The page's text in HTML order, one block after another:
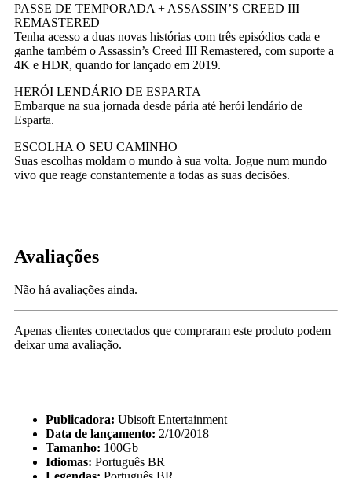
PASSE DE TEMPORADA + ASSASSIN’S CREED III
REMASTERED
Tenha acesso a duas novas histórias com três episódios cada e
ganhe também o Assassin’s Creed III Remastered, com suporte a
4K e HDR, quando for lançado em 2019.
HERÓI LENDÁRIO DE ESPARTA
Embarque na sua jornada desde pária até herói lendário de
Esparta.
ESCOLHA O SEU CAMINHO
Suas escolhas moldam o mundo à sua volta. Jogue num mundo
vivo que reage constantemente a todas as suas decisões.
Avaliações
Não há avaliações ainda.
Apenas clientes conectados que compraram este produto podem
deixar uma avaliação.
Publicadora: Ubisoft Entertainment
Data de lançamento: 2/10/2018
Tamanho: 100Gb
Idiomas: Português BR